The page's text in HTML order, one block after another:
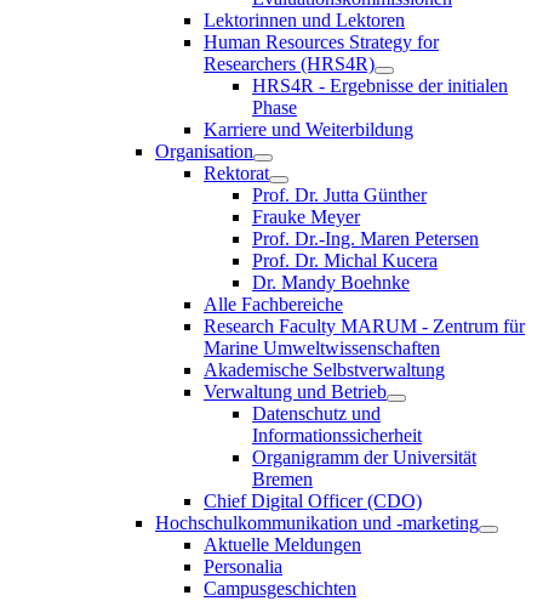
Lektorinnen und Lektoren
Human Resources Strategy for
Researchers (HRS4R)
HRS4R - Ergebnisse der initialen
Phase
Karriere und Weiterbildung
Organisation
Rektorat
Prof. Dr. Jutta Günther
Frauke Meyer
Prof. Dr.-Ing. Maren Petersen
Prof. Dr. Michal Kucera
Dr. Mandy Boehnke
Alle Fachbereiche
Research Faculty MARUM - Zentrum für
Marine Umweltwissenschaften
Akademische Selbstverwaltung
Verwaltung und Betrieb
Datenschutz und
Informationssicherheit
Organigramm der Universität
Bremen
Chief Digital Officer (CDO)
Hochschulkommunikation und -marketing
Aktuelle Meldungen
Personalia
Campusgeschichten